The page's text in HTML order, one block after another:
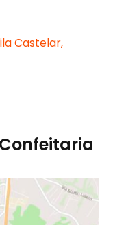
Castelar,